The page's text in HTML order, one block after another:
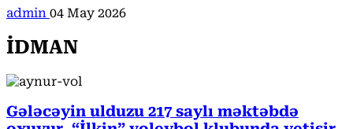
admin 04 May 2026
İDMAN
Gələcəyin ulduzu 217 saylı məktəbdə